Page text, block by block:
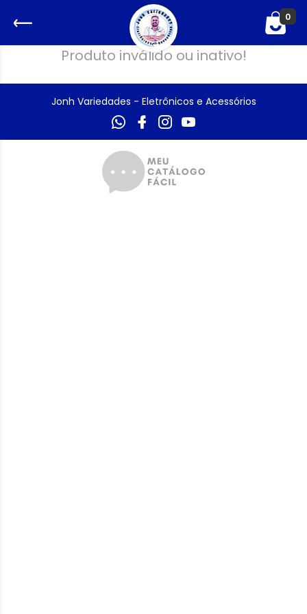
0
Produto inválido ou inativo!
Jonh Variedades - Eletrônicos e Acessórios